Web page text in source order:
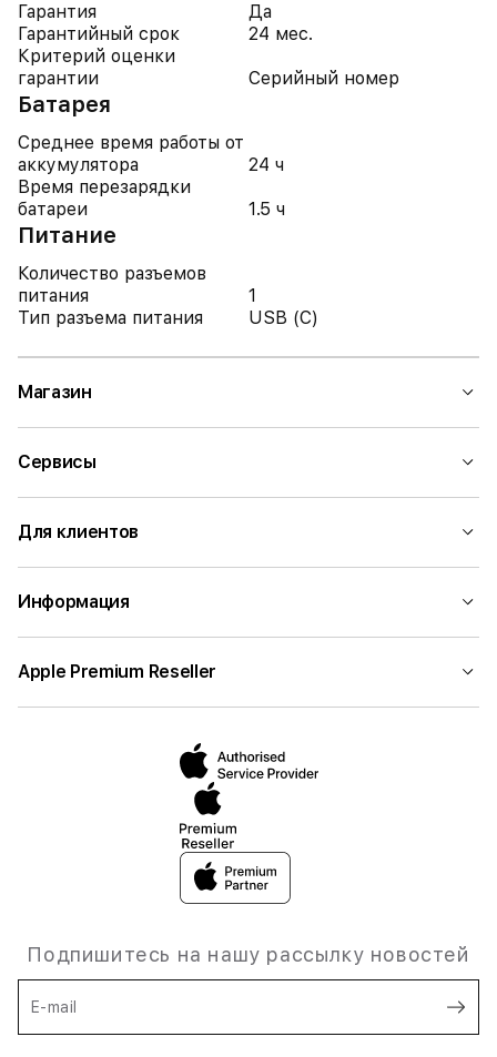
Гарантия
Да
Гарантийный срок
24 мес.
Критерий оценки
гарантии
Серийный номер
Батарея
Среднее время работы от
аккумулятора
24 ч
Время перезарядки
батареи
1.5 ч
Питание
Количество разъемов
питания
1
Тип разъема питания
USB (C)
Магазин
Сервисы
Для клиентов
Информация
Apple Premium Reseller
Подпишитесь на нашу рассылку новостей
E-mail